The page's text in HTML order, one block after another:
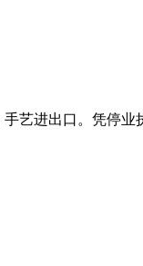
进出口。凭停业